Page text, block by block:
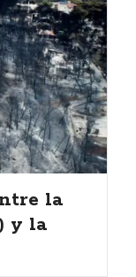
la
y la